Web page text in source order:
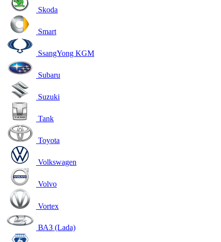
Skoda
Smart
SsangYong KGM
Subaru
Suzuki
Tank
Toyota
Volkswagen
Volvo
Vortex
ВАЗ (Lada)